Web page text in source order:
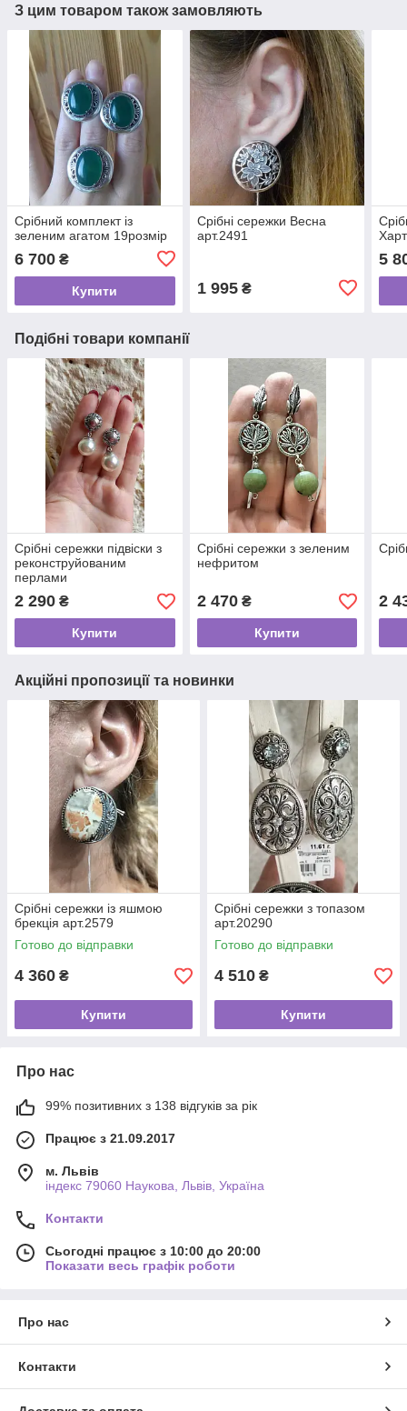
З цим товаром також замовляють
Срібний комплект із
зеленим агатом 19розмір
6 700 ₴
Купити
Срібні сережки Весна
арт.2491
1 995₴
5
Подібні товари компанії
Срібні сережки підвіски з
реконструйованим
перлами
2 290 ₴
Купити
Срібні сережки з зеленим
нефритом
2 470₴
Купити
2
Акційні пропозиції та новинки
Срібні сережки із яшмою
брекція арт.2579
Готово до відправки
4 360 ₴
Купити
Срібні сережки з топазом
арт.20290
Готово до відправки
4 510 ₴
Купити
Про нас
99% позитивних з 138 відгуків за рік
Працює з 21.09.2017
м. Львів
індекс 79060 Наукова, Львів, Україна
Контакти
Сьогодні працює з 10:00 до 20:00
Показати весь графік роботи
Про нас
Контакти